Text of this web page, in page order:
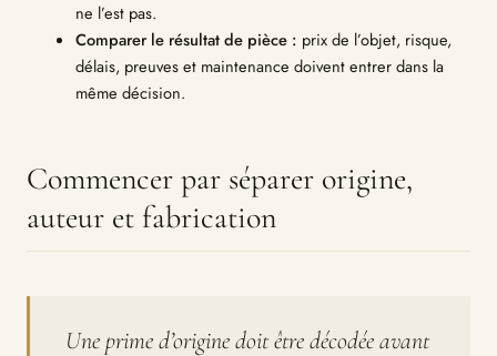
ne l’est pas.
Comparer le résultat de pièce : prix de l’objet, risque,
délais, preuves et maintenance doivent entrer dans la
même décision.
Commencer par séparer origine,
auteur et fabrication
Une prime d’origine doit être décodée avant